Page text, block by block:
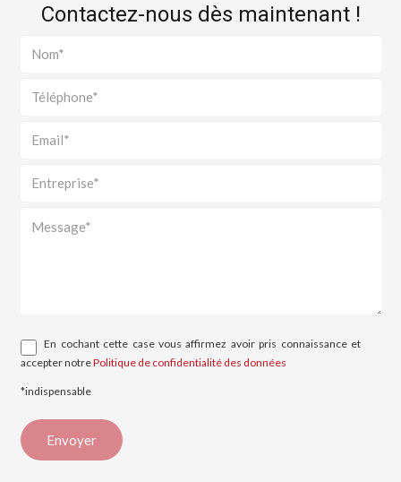
Contactez-nous dès maintenant !
En cochant cette case vous affirmez avoir pris connaissance et
accepter notrePolitique de confidentialité des données
*indispensable